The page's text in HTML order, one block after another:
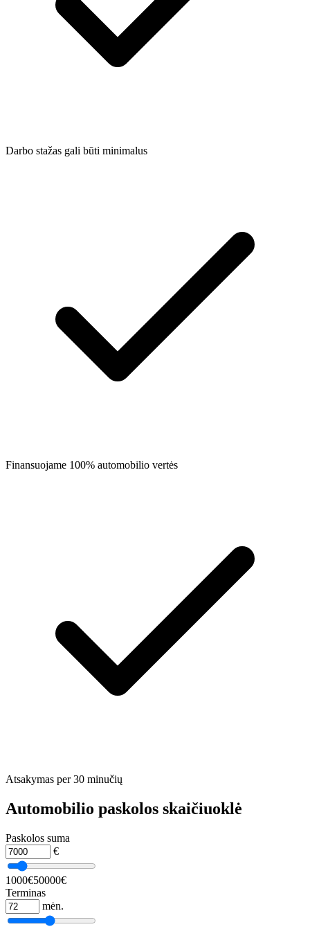
Darbo stažas gali būti minimalus
Finansuojame 100% automobilio vertės
Atsakymas per 30 minučių
Automobilio paskolos skaičiuoklė
Paskolos suma
€
1000€50000€
Terminas
mėn.